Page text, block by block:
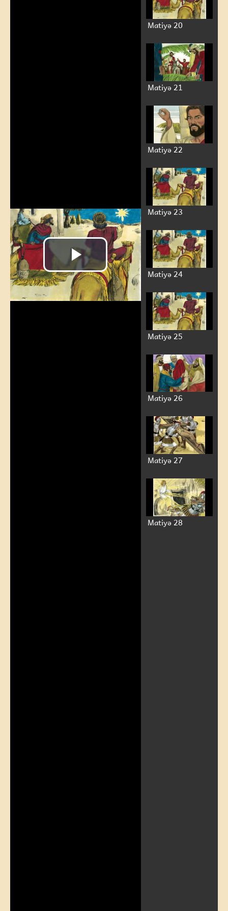
Matiyə 20
Matiyə 21
Matiyə 22
Matiyə 23
Matiyə 24
Matiyə 25
Matiyə 26
Matiyə 27
Matiyə 28